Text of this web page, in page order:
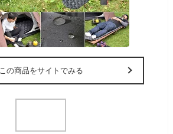
この商品をサイトでみる